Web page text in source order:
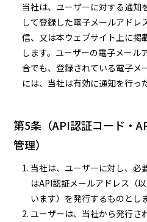
当社は、ユーザーに対する通知
して登録した電子メールアドレ
信、又は本ウェブサイト上に掲
します。ユーザーの電子メール
合でも、登録されている電子メ
には、当社は有効に通知を行っ
第5条（API認証コード・
管理）
当社は、ユーザーに対し、必
はAPI認証メールアドレス（
います）を発行するものとし
ユーザーは、当社から発行さ